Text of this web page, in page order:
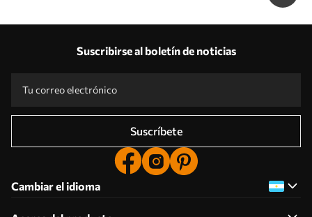
Producción según tallas individuales
Códigos promocionales con descuentos por pedido
Suscribirse al boletín de noticias
Suscríbete
Cambiar el idioma